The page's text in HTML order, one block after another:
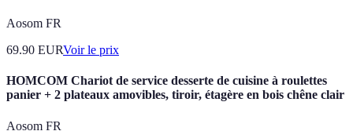
Aosom FR
69.90 EURVoir le prix
HOMCOM Chariot de service desserte de cuisine à roulettes
panier + 2 plateaux amovibles, tiroir, étagère en bois chêne clair
Aosom FR